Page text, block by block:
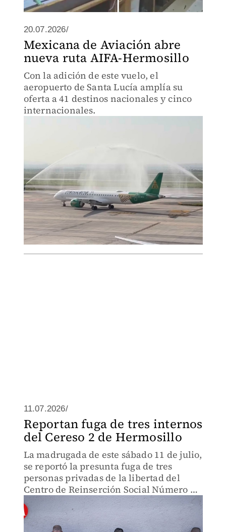
20.07.2026/
Mexicana de Aviación abre
nueva ruta AIFA-Hermosillo
Con la adición de este vuelo, el
aeropuerto de Santa Lucía amplía su
oferta a 41 destinos nacionales y cinco
internacionales.
11.07.2026/
Reportan fuga de tres internos
del Cereso 2 de Hermosillo
La madrugada de este sábado 11 de julio,
se reportó la presunta fuga de tres
personas privadas de la libertad del
Centro de Reinserción Social Número 2
de Hermosillo, Sonora.